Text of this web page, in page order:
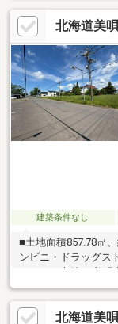
道路に接し、周辺は
す♪■ 2区画をまとめ
討できる柔軟な土地
可能！幅広いニーズ
問い合わせください♪
北海道美
建築条件なし
■土地面積857.78㎡
ンビニ・ドラッグス
移動もスムーズです
川・岩見沢方面への
ある住まいや駐車ス
北海道美